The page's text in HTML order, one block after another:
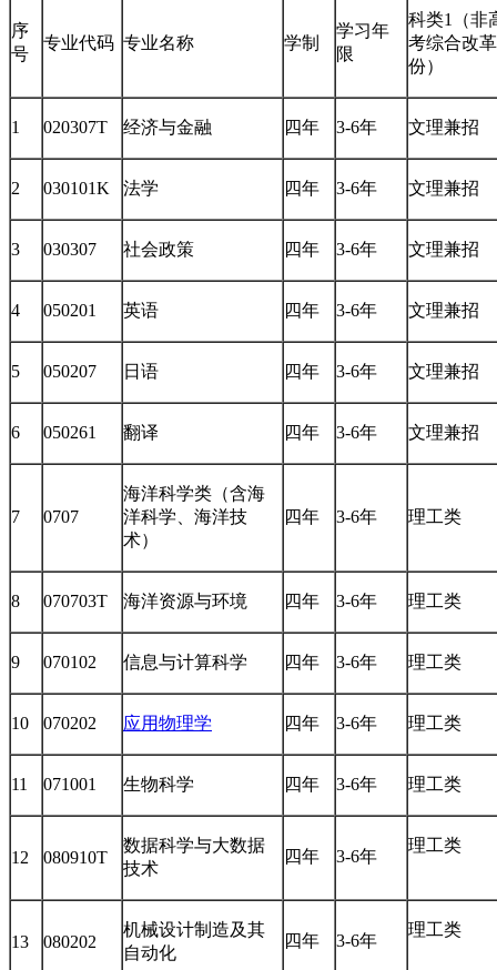
序
号
专业代码 专业名称 学制
学习年
限
科类1（非
考综合改
份）
1 020307T 经济与金融 四年 3-6年 文理兼招
2 030101K 法学 四年 3-6年 文理兼招
3 030307 社会政策 四年 3-6年 文理兼招
4 050201 英语 四年 3-6年 文理兼招
5 050207 日语 四年 3-6年 文理兼招
6 050261 翻译 四年 3-6年 文理兼招
7 0707
海洋科学类（含海
洋科学、海洋技
术）
四年 3-6年 理工类
8 070703T 海洋资源与环境 四年 3-6年 理工类
9 070102 信息与计算科学 四年 3-6年 理工类
10 070202 应用物理学 四年 3-6年 理工类
11 071001 生物科学 四年 3-6年 理工类
12 080910T
数据科学与大数据
技术
四年 3-6年
理工类
13 080202
机械设计制造及其
自动化
四年 3-6年
理工类